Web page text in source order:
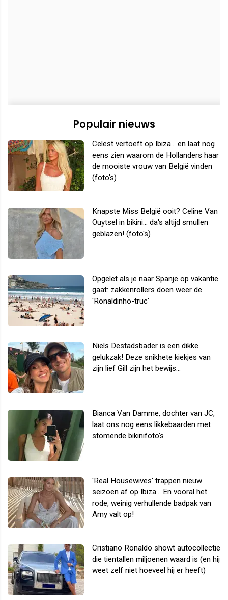
Populair nieuws
Celest vertoeft op Ibiza... en laat nog
eens zien waarom de Hollanders haar
de mooiste vrouw van België vinden
(foto's)
Knapste Miss België ooit? Celine Van
Ouytsel in bikini... da's altijd smullen
geblazen! (foto's)
Opgelet als je naar Spanje op vakantie
gaat: zakkenrollers doen weer de
'Ronaldinho-truc'
Niels Destadsbader is een dikke
gelukzak! Deze snikhete kiekjes van
zijn lief Gill zijn het bewijs...
Bianca Van Damme, dochter van JC,
laat ons nog eens likkebaarden met
stomende bikinifoto's
'Real Housewives' trappen nieuw
seizoen af op Ibiza... En vooral het
rode, weinig verhullende badpak van
Amy valt op!
Cristiano Ronaldo showt autocollectie
die tientallen miljoenen waard is (en hij
weet zelf niet hoeveel hij er heeft)